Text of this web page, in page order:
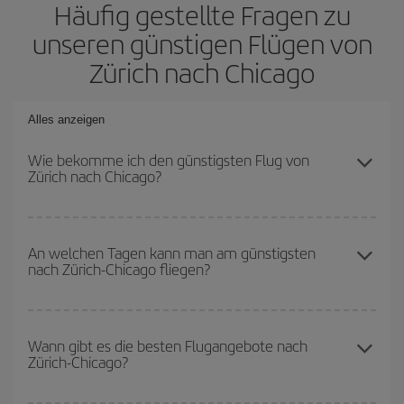
Häufig gestellte Fragen zu
unseren günstigen Flügen von
Zürich nach Chicago
Alles anzeigen
Wie bekomme ich den günstigsten Flug von
Zürich nach Chicago?
sparen und den günstigsten Flug bekommen, wenn Sie die
Hauptsaison meiden, frühzeitig buchen und bei den
An welchen Tagen kann man am günstigsten
nach Zürich-Chicago fliegen?
können, starten Sie einfach eine Suche auf unserer
Suchmaschine für günstige Flüge
. Sagen Sie uns, wo Sie
Wann gibt es die besten Flugangebote nach
Zürich-Chicago?